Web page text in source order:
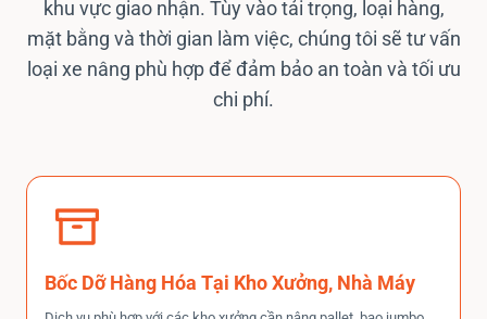
khu vực giao nhận. Tùy vào tải trọng, loại hàng,
mặt bằng và thời gian làm việc, chúng tôi sẽ tư vấn
loại xe nâng phù hợp để đảm bảo an toàn và tối ưu
chi phí.
Bốc Dỡ Hàng Hóa Tại Kho Xưởng, Nhà Máy